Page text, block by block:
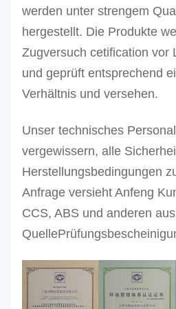
DES-
8T
DES-
10T
DES-
8,0
10,0
12,0
grau
rot
16T
16,0
20,0
24,0
Blau
Andere Größen können
werden unter strengem
hergestellt. Die Produkte
Zugversuch cetification vor
und geprüft entsprechend
Verhältnis und versehen.
Unser technisches
vergewissern, alle
Herstellungsbedingungen
Anfrage versieht Anfeng
CCS, ABS und anderen